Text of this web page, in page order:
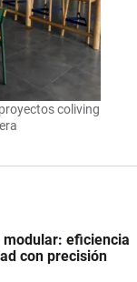
coliving
modular: eficiencia
con precisión